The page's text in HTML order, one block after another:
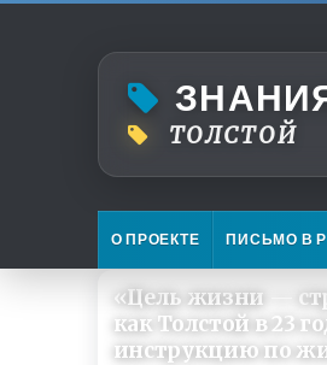
ТОЛСТОЙ
О ПРОЕКТЕ ПИСЬМО В
«Цель жизни —
как Толстой в 23
инструкцию по